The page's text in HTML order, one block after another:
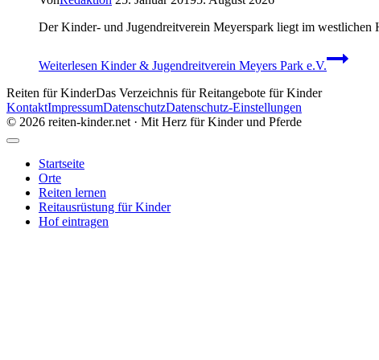
Der Kinder- und Jugendreitverein Meyerspark liegt im
Weiterlesen Kinder & Jugendreitverein Meyers Park e.V.
Reiten für KinderDas Verzeichnis für Reitangebote für Kinder
KontaktImpressumDatenschutzDatenschutz-Einstellungen
© 2026 reiten-kinder.net · Mit Herz für Kinder und Pferde
Startseite
Orte
Reiten lernen
Reitausrüstung für Kinder
Hof eintragen